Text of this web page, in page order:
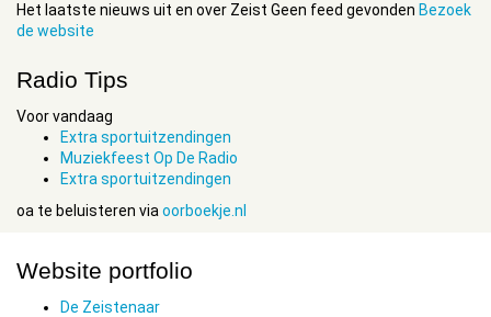
Het laatste nieuws uit en over Zeist Geen feed gevonden Bezoek
de website
Radio Tips
Voor vandaag
Extra sportuitzendingen
Muziekfeest Op De Radio
Extra sportuitzendingen
oa te beluisteren via oorboekje.nl
Website portfolio
De Zeistenaar